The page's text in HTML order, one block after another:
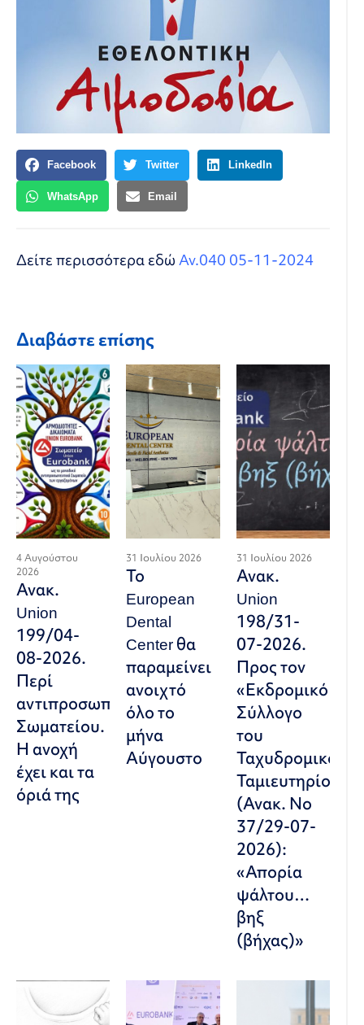
Facebook Twitter LinkedIn
WhatsApp Email
Δείτε περισσότερα εδώ Αν.040 05-11-2024
Διαβάστε επίσης
4 Αυγούστου
2026
Ανακ.
Union
199/04-
08-2026.
Περί
αντιπροσωπευτικού
Σωματείου.
Η ανοχή
έχει και τα
όριά της
31 Ιουλίου 2026
Το
European
Dental
Center θα
παραμείνει
ανοιχτό
όλο το
μήνα
Αύγουστο
31 Ιουλίου 2026
Ανακ.
Union
198/31-
07-2026.
Προς τον
«Εκδρομικό
Σύλλογο
του
Ταχυδρομικού
Ταμιευτηρίου»
(Ανακ. Νο
37/29-07-
2026):
«Απορία
ψάλτου…
βηξ
(βήχας)»